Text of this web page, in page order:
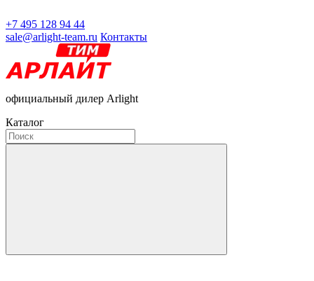
+7 495 128 94 44
sale@arlight-team.ru Контакты
официальный дилер Arlight
Каталог